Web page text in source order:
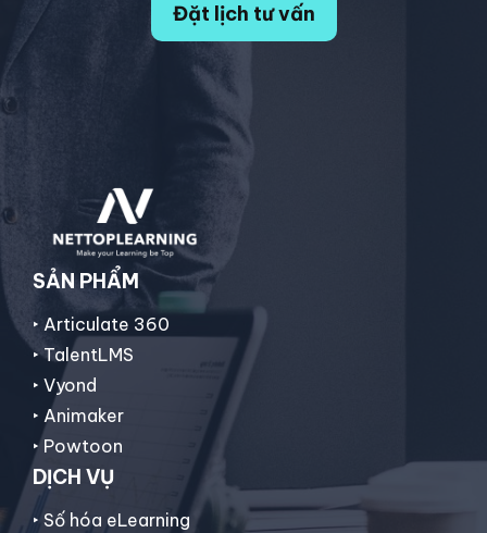
Đặt lịch tư vấn
SẢN PHẨM
‣ Articulate 360
‣ TalentLMS
‣ Vyond
‣ Animaker
‣Powtoon
DỊCH VỤ
‣ Số hóa eLearning